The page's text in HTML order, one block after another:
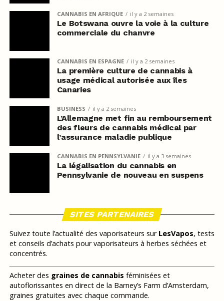
CANNABIS EN AFRIQUE il y a 2 semaines
Le Botswana ouvre la voie à la culture
commerciale du chanvre
CANNABIS EN ESPAGNE il y a 2 semaines
La première culture de cannabis à
usage médical autorisée aux îles
Canaries
BUSINESS il y a 2 semaines
L’Allemagne met fin au remboursement
des fleurs de cannabis médical par
l’assurance maladie publique
CANNABIS EN PENNSYLVANIE il y a 3 semaines
La légalisation du cannabis en
Pennsylvanie de nouveau en suspens
SITES PARTENAIRES
Suivez toute l’actualité des vaporisateurs sur LesVapos, tests
et conseils d’achats pour vaporisateurs à herbes séchées et
concentrés.
Acheter des graines de cannabis féminisées et
autoflorissantes en direct de la Barney’s Farm d’Amsterdam,
graines gratuites avec chaque commande.